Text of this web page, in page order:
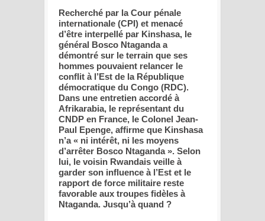
Recherché par la Cour pénale
internationale (CPI) et menacé
d’être interpellé par Kinshasa, le
général Bosco Ntaganda a
démontré sur le terrain que ses
hommes pouvaient relancer le
conflit à l’Est de la République
démocratique du Congo (RDC).
Dans une entretien accordé à
Afrikarabia, le représentant du
CNDP en France, le Colonel Jean-
Paul Epenge, affirme que Kinshasa
n’a « ni intérêt, ni les moyens
d’arrêter Bosco Ntaganda ». Selon
lui, le voisin Rwandais veille à
garder son influence à l’Est et le
rapport de force militaire reste
favorable aux troupes fidèles à
Ntaganda. Jusqu’à quand ?